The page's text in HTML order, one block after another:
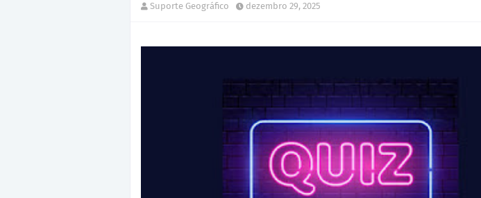
Suporte Geográfico dezembro 29, 2025